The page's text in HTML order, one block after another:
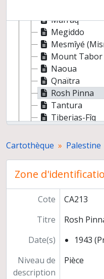
Mafraq
Megiddo
Mesmîyé
Mount Tabor
Naoua
Qnaïtra
Rosh Pinna
Tantura
Tiberias-Fîq
Um Qeis
Syrie
Turquie
Cartothèque Palestine
Zone
Cote
CA213
Titre
Rosh
Date(s)
1943
Niveau de
description
Pièce